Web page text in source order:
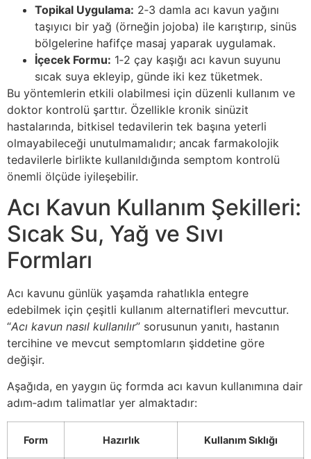
Topikal Uygulama: 2‑3 damla acı kavun yağını
taşıyıcı bir yağ (örneğin jojoba) ile karıştırıp, sinüs
bölgelerine hafifçe masaj yaparak uygulamak.
İçecek Formu: 1‑2 çay kaşığı acı kavun suyunu
sıcak suya ekleyip, günde iki kez tüketmek.
Bu yöntemlerin etkili olabilmesi için düzenli kullanım ve
doktor kontrolü şarttır. Özellikle kronik sinüzit
hastalarında, bitkisel tedavilerin tek başına yeterli
olmayabileceği unutulmamalıdır; ancak farmakolojik
tedavilerle birlikte kullanıldığında semptom kontrolü
önemli ölçüde iyileşebilir.
Acı Kavun Kullanım Şekilleri:
Sıcak Su, Yağ ve Sıvı
Formları
Acı kavunu günlük yaşamda rahatlıkla entegre
edebilmek için çeşitli kullanım alternatifleri mevcuttur.
“Acı kavun nasıl kullanılır” sorusunun yanıtı, hastanın
tercihine ve mevcut semptomların şiddetine göre
değişir.
Aşağıda, en yaygın üç formda acı kavun kullanımına dair
adım‑adım talimatlar yer almaktadır:
Form Hazırlık Kullanım Sıklığı